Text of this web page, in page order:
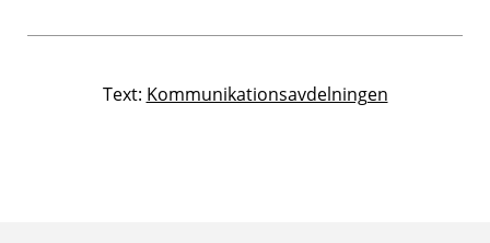
Text: Kommunikationsavdelningen